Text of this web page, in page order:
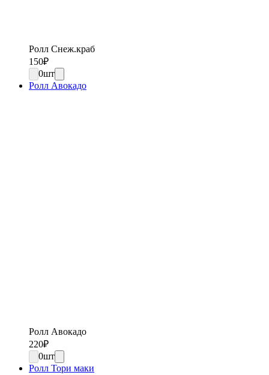
Ролл Снеж.краб
150₽
0шт
Ролл Авокадо
Ролл Авокадо
220₽
0шт
Ролл Тори маки